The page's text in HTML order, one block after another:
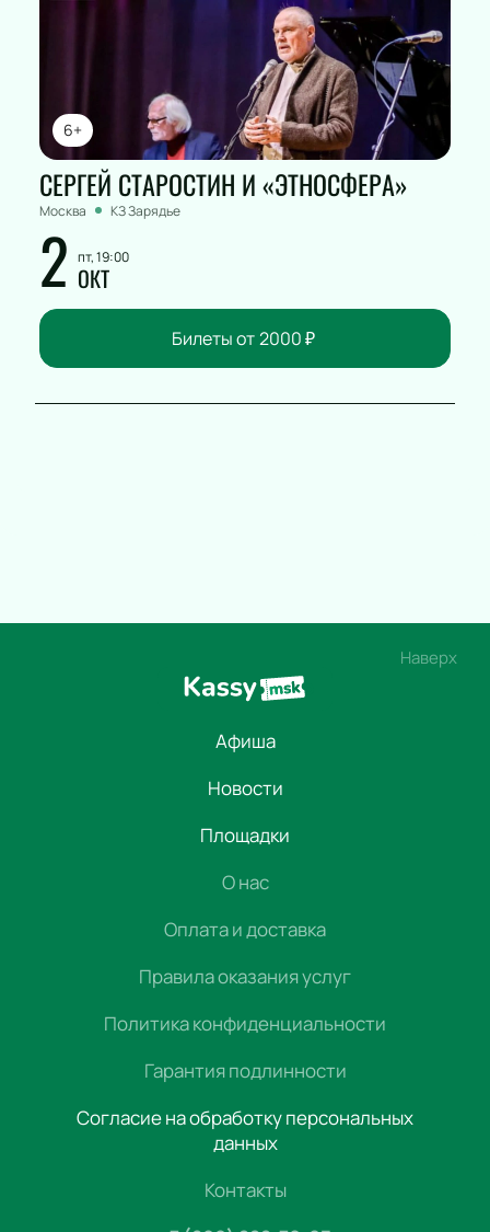
6+
СЕРГЕЙ СТАРОСТИН И «ЭТНОСФЕРА»
Москва КЗ Зарядье
2 пт, 19:00
ОКТ
Билеты от 2000₽
Наверх
Афиша
Новости
Площадки
О нас
Оплата и доставка
Правила оказания услуг
Политика конфиденциальности
Гарантия подлинности
Согласие на обработку персональных
данных
Контакты